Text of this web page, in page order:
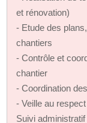
et rénovation)
- Etude des
chantiers
- Contrôle et
chantier
- Coordination
- Veille au
Suivi